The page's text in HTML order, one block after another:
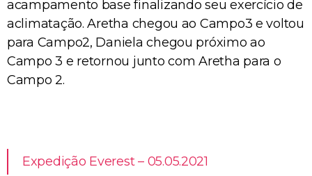
acampamento base finalizando seu exercício de
aclimatação. Aretha chegou ao Campo3 e voltou
para Campo2, Daniela chegou próximo ao
Campo 3 e retornou junto com Aretha para o
Campo 2.
Expedição Everest – 05.05.2021